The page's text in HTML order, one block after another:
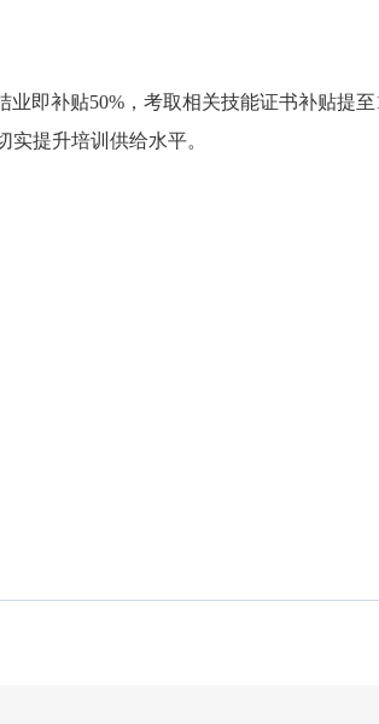
业即补贴50%，考取相关技能证书补贴提
提升培训供给水平。